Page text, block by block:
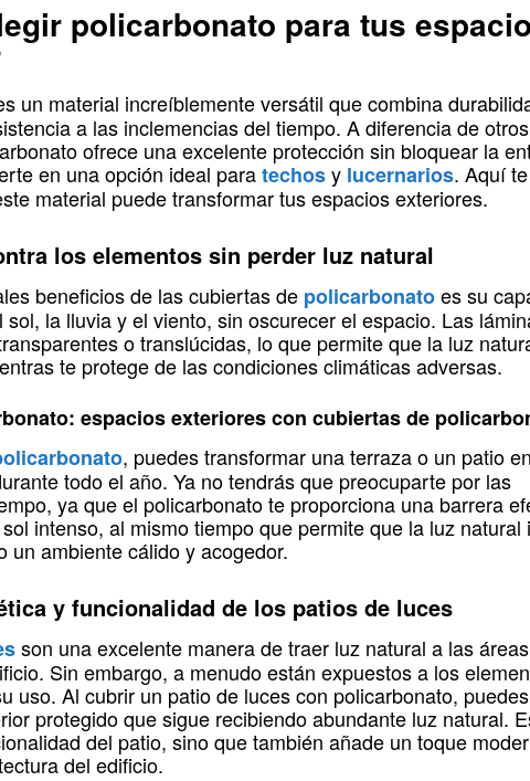
policarbonato para tus
un material increíblemente versátil que combina
a las inclemencias del tiempo. A diferencia de otros
ofrece una excelente protección sin bloquear la
en una opción ideal paratechosy lucernarios. Aquí te
material puede transformar tus espacios exteriores.
los elementos sin perder luz natural
beneficios de las cubiertas de policarbonatoes su
la lluvia y el viento, sin oscurecer el espacio. Las
o translúcidas, lo que permite que la luz
te protege de las condiciones climáticas adversas.
espacios exteriores con cubiertas de
, puedes transformar una terraza o un patio
todo el año. Ya no tendrás que preocuparte por las
ya que el policarbonato te proporciona una barrera
intenso, al mismo tiempo que permite que la luz natural
un ambiente cálido y acogedor.
y funcionalidad de los patios de luces
son una excelente manera de traer luz natural a las áreas
Sin embargo, a menudo están expuestos a los
uso. Al cubrir un patio de luces con policarbonato,
protegido que sigue recibiendo abundante luz natural.
del patio, sino que también añade un toque
del edificio.